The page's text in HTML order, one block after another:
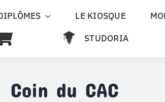
LE KIOSQUE
STUDORIA
Coin du CAC